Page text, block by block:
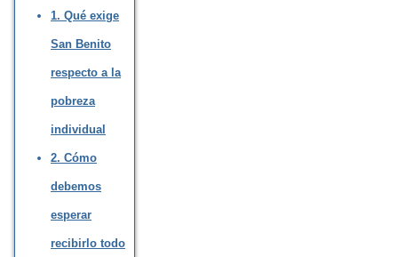
1. Qué exige
San Benito
respecto a la
pobreza
individual
2. Cómo
debemos
esperar
recibirlo todo